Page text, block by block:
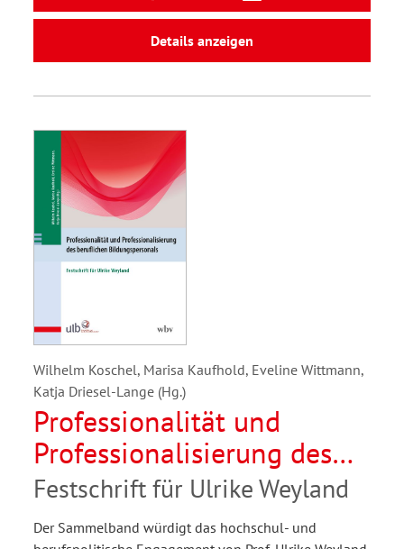
Details anzeigen
Wilhelm Koschel, Marisa Kaufhold, Eveline Wittmann,
Katja Driesel-Lange (Hg.)
Professionalität und
Professionalisierung des
beruflichen
Bildungspersonals
Festschrift für Ulrike Weyland
Der Sammelband würdigt das hochschul- und